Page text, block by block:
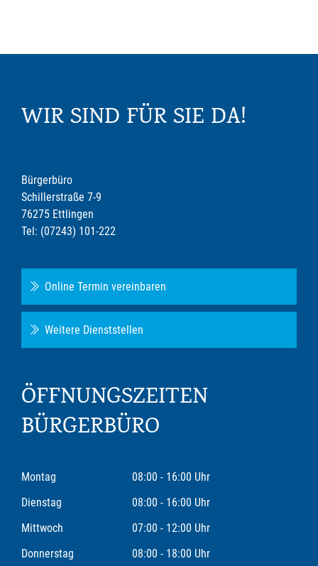
WIR SIND FÜR SIE DA!
Bürgerbüro
Schillerstraße 7-9
76275 Ettlingen
Tel: (07243) 101-222
Online Termin vereinbaren
Weitere Dienststellen
ÖFFNUNGSZEITEN
BÜRGERBÜRO
Montag
08:00 - 16:00 Uhr
Dienstag
08:00 - 16:00 Uhr
Mittwoch
07:00 - 12:00 Uhr
Donnerstag
08:00 - 18:00 Uhr